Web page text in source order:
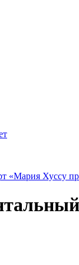
«Мария Хуссу